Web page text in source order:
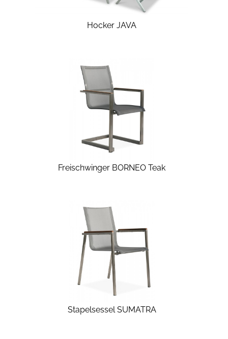
Hocker JAVA
Freischwinger BORNEO Teak
Stapelsessel SUMATRA